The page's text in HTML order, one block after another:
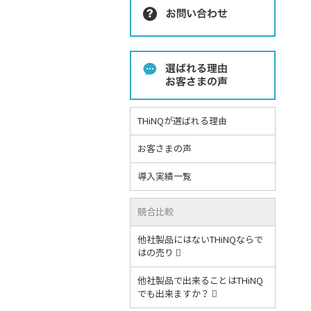
THiNQが選ばれる理由
お客さまの声
導入実績一覧
競合比較
他社製品にはないTHiNQならで
はの売り
他社製品で出来ることはTHiNQ
でも出来ますか？